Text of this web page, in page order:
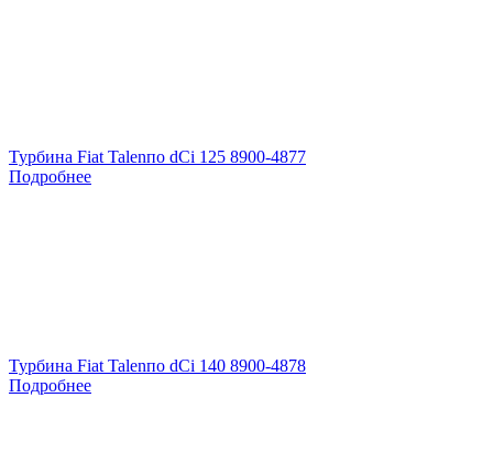
Турбина Fiat Talenпо dCi 125 8900-4877
Подробнее
Турбина Fiat Talenпо dCi 140 8900-4878
Подробнее